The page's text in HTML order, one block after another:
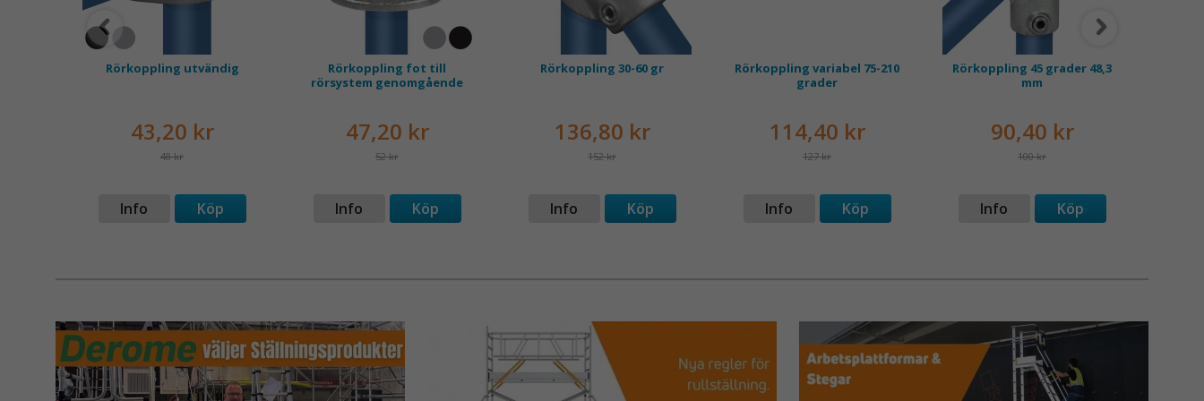
lång livslängd även i krävande miljöer.
Rörkoppling utvändig
43,20 kr
48 kr
Info Köp
Rörkoppling fot till
rörsystem genomgående
47,20 kr
52 kr
Info Köp
Rörkoppling 30-60 gr
136,80 kr
152 kr
Info Köp
Rörkoppling variabel 75-210
grader
114,40 kr
127 kr
Info Köp
Rörkoppling 45 grader 48,3
mm
90,40 kr
100 kr
Info Köp